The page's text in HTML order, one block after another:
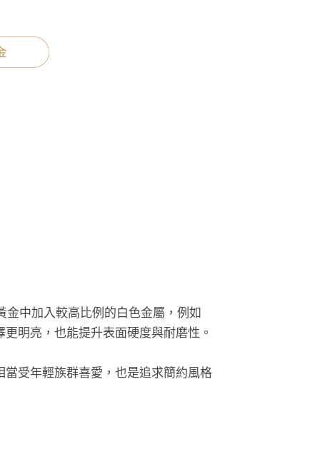
中加入較高比例的白色金屬，例如
明亮，也能提升表面硬度與耐磨性。
受年輕族群喜愛，也是追求簡約風格